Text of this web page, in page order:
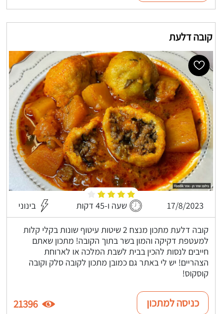
קובה דלעת
17/8/2023 שעה ו-45 דקות בינוני
קובה דלעת מתכון מנצח 2 שיטות עיטוף שונות בקלי קלות
למעטפת דקיקה והמון בשר בתוך הקובה! מתכון שאתם
חייבים לנסות להכין בבית לשבת המלכה או לארוחת
הצהריים! יש לי באתר גם כמובן מתכון לקובה סלק וקובה
קוסקוס!
כניסה למתכון 21396